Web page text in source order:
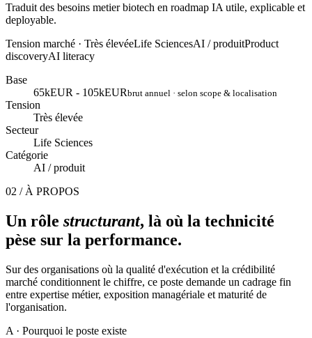
Traduit des besoins metier biotech en roadmap IA utile, explicable et
deployable.
Tension marché · Très élevéeLife SciencesAI / produitProduct
discoveryAI literacy
Base
65kEUR - 105kEURbrut annuel · selon scope & localisation
Tension
Très élevée
Secteur
Life Sciences
Catégorie
AI / produit
02 / À PROPOS
Un rôle structurant, là où la technicité
pèse sur la performance.
Sur des organisations où la qualité d'exécution et la crédibilité
marché conditionnent le chiffre, ce poste demande un cadrage fin
entre expertise métier, exposition managériale et maturité de
l'organisation.
A · Pourquoi le poste existe